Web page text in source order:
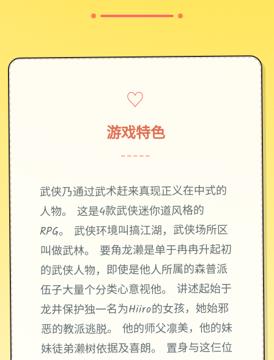
♡
游戏特色
~~~~~
武侠乃通过武术赶来真现正义在中式的
人物。 这是4款武侠迷你道风格的
RPG。 武侠环境叫搞江湖，武侠场所区
叫做武林。 要角龙濑是单于冉冉升起初
的武侠人物，即使是他人所属的森普派
伍子大量个分类心意视他。 讲述起始于
龙井保护独一名为Hiiro的女孩，她始邪
恶的教派逃脱。 他的师父凛美，他的妹
妹徒弟濑树依据及喜朗。 置身与这仨位